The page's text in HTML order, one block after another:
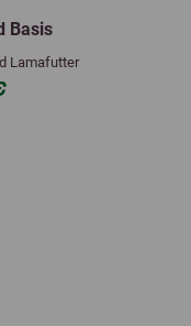
Basis
Lamafutter